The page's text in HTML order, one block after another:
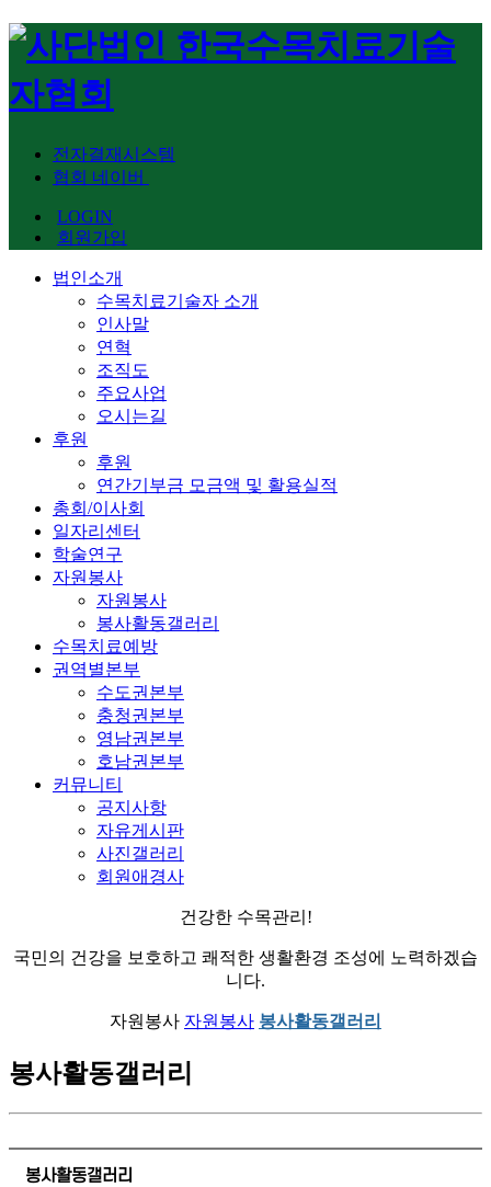
전자결재시스템
협회 네이버
LOGIN
회원가입
법인소개
수목치료기술자 소개
인사말
연혁
조직도
주요사업
오시는길
후원
후원
연간기부금 모금액 및 활용실적
총회/이사회
일자리센터
학술연구
자원봉사
자원봉사
봉사활동갤러리
수목치료예방
권역별본부
수도권본부
충청권본부
영남권본부
호남권본부
커뮤니티
공지사항
자유게시판
사진갤러리
회원애경사
건강한 수목관리!
국민의 건강을 보호하고 쾌적한 생활환경 조성에 노력하겠습
니다.
자원봉사 자원봉사 봉사활동갤러리
봉사활동갤러리
봉사활동갤러리